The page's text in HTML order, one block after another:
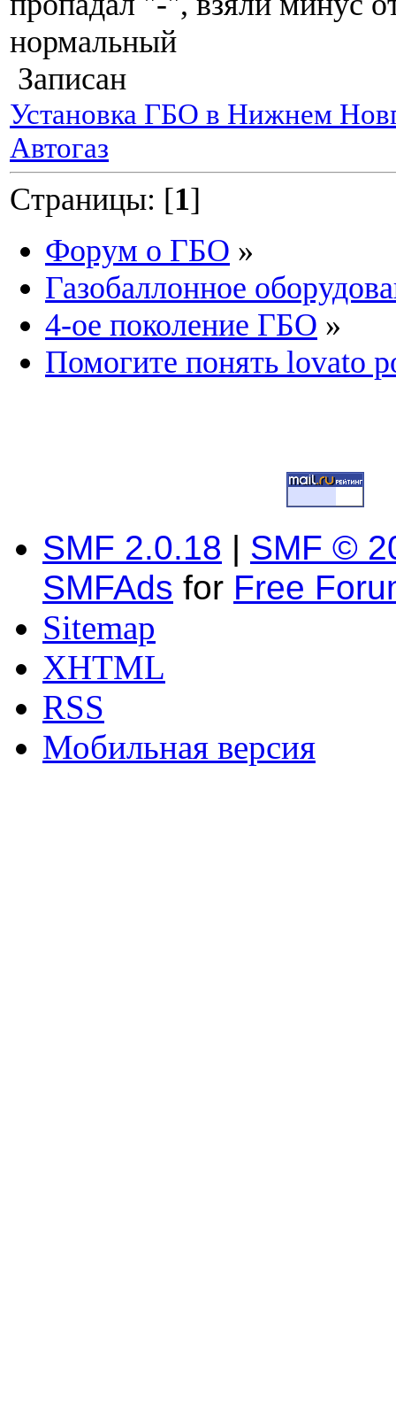
нормальный
Записан
Установка ГБО в Нижнем
Автогаз
Страницы: [1]
Форум о ГБО »
Газобаллонное
4-ое поколение ГБО »
Помогите понять lovato
SMF 2.0.18 | SMF ©
SMFAds for Free
Sitemap
XHTML
RSS
Мобильная версия